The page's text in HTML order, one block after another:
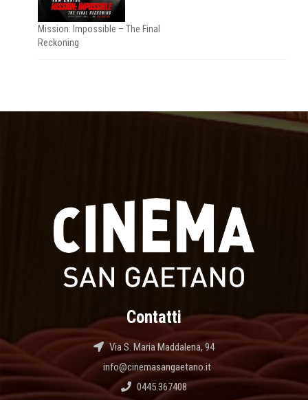
Mission: Impossible – The Final
Reckoning
Contatti
Via S. Maria Maddalena, 94
info@cinemasangaetano.it
0445.367408